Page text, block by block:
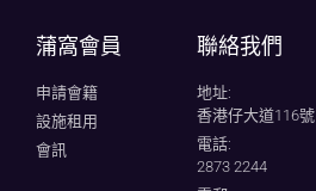
蒲窩會員
申請會籍
設施租用
會訊
聯絡我們
地址:
香港仔大道116號
電話:
2873 2244